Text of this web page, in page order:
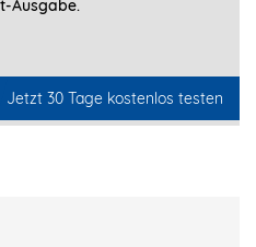
­Ausgabe.
Jetzt 30 Tage kostenlos testen